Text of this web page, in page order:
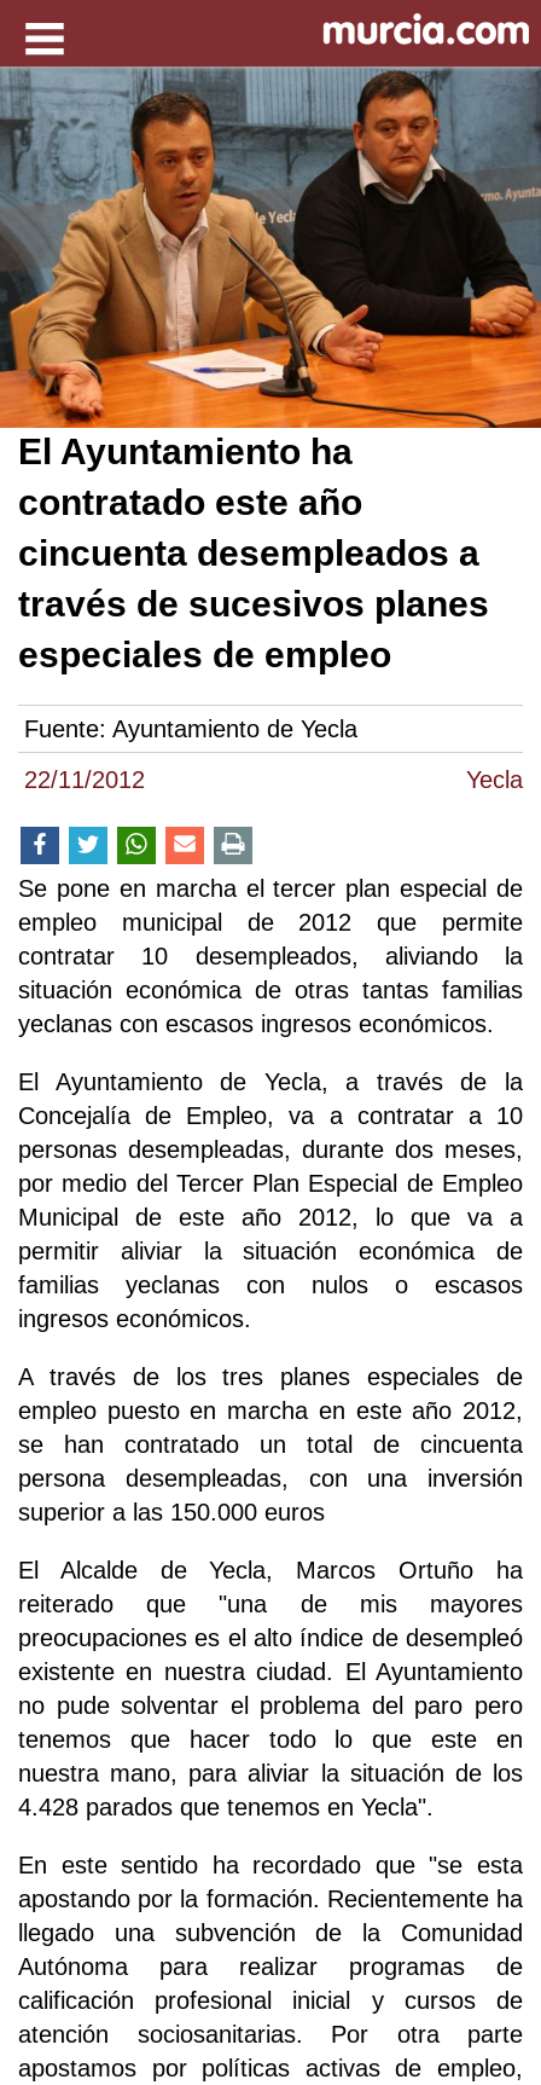
22/11/2012 Yecla
El Ayuntamiento ha
contratado este año
cincuenta desempleados a
través de sucesivos planes
especiales de empleo
Fuente: Ayuntamiento de Yecla
Se pone en marcha el tercer plan especial de
empleo municipal de 2012 que permite
contratar 10 desempleados, aliviando la
situación económica de otras tantas familias
yeclanas con escasos ingresos económicos.
El Ayuntamiento de Yecla, a través de la
Concejalía de Empleo, va a contratar a 10
personas desempleadas, durante dos meses,
por medio del Tercer Plan Especial de Empleo
Municipal de este año 2012, lo que va a
permitir aliviar la situación económica de
familias yeclanas con nulos o escasos
ingresos económicos.
A través de los tres planes especiales de
empleo puesto en marcha en este año 2012,
se han contratado un total de cincuenta
persona desempleadas, con una inversión
superior a las 150.000 euros
El Alcalde de Yecla, Marcos Ortuño ha
reiterado que "una de mis mayores
preocupaciones es el alto índice de desempleó
existente en nuestra ciudad. El Ayuntamiento
no pude solventar el problema del paro pero
tenemos que hacer todo lo que este en
nuestra mano, para aliviar la situación de los
4.428 parados que tenemos en Yecla".
En este sentido ha recordado que "se esta
apostando por la formación. Recientemente ha
llegado una subvención de la Comunidad
Autónoma para realizar programas de
calificación profesional inicial y cursos de
atención sociosanitarias. Por otra parte
apostamos por políticas activas de empleo,